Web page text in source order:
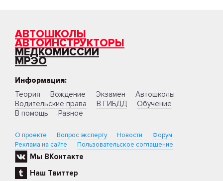
АВТОШКОЛЫ
АВТОИНСТРУКТОРЫ
МЕДКОМИССИИ
МРЭО
Информация:
Теория
Вождение Экзамен
Автошколы
Водительские права
В ГИБДД
Обучение
В помощь
Разное
О проекте Вопрос эксперту Новости
Форум
Реклама на сайте
Пользовательское соглашение
Мы ВКонтакте
Наш Твиттер